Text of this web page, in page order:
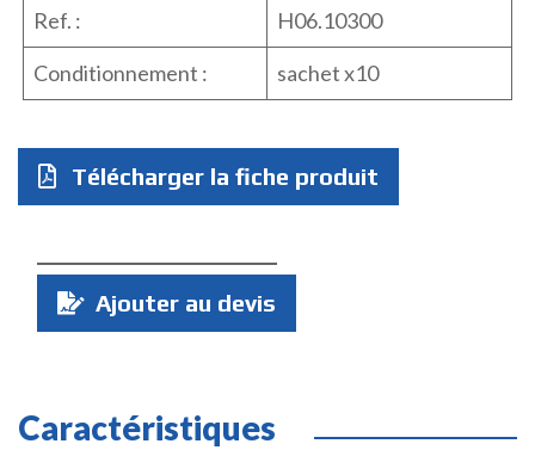
Ref. :
H06.10300
Conditionnement :
sachet x10
Télécharger la fiche produit
Quantité
Ajouter au devis
Caractéristiques